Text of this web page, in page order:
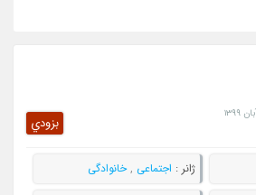
بزودي
ژانر : اجتماعی ,خانوادگی